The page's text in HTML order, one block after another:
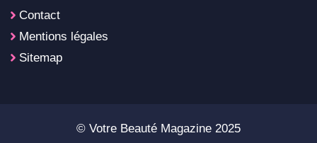
Contact
Mentions légales
Sitemap
© Votre Beauté Magazine 2025